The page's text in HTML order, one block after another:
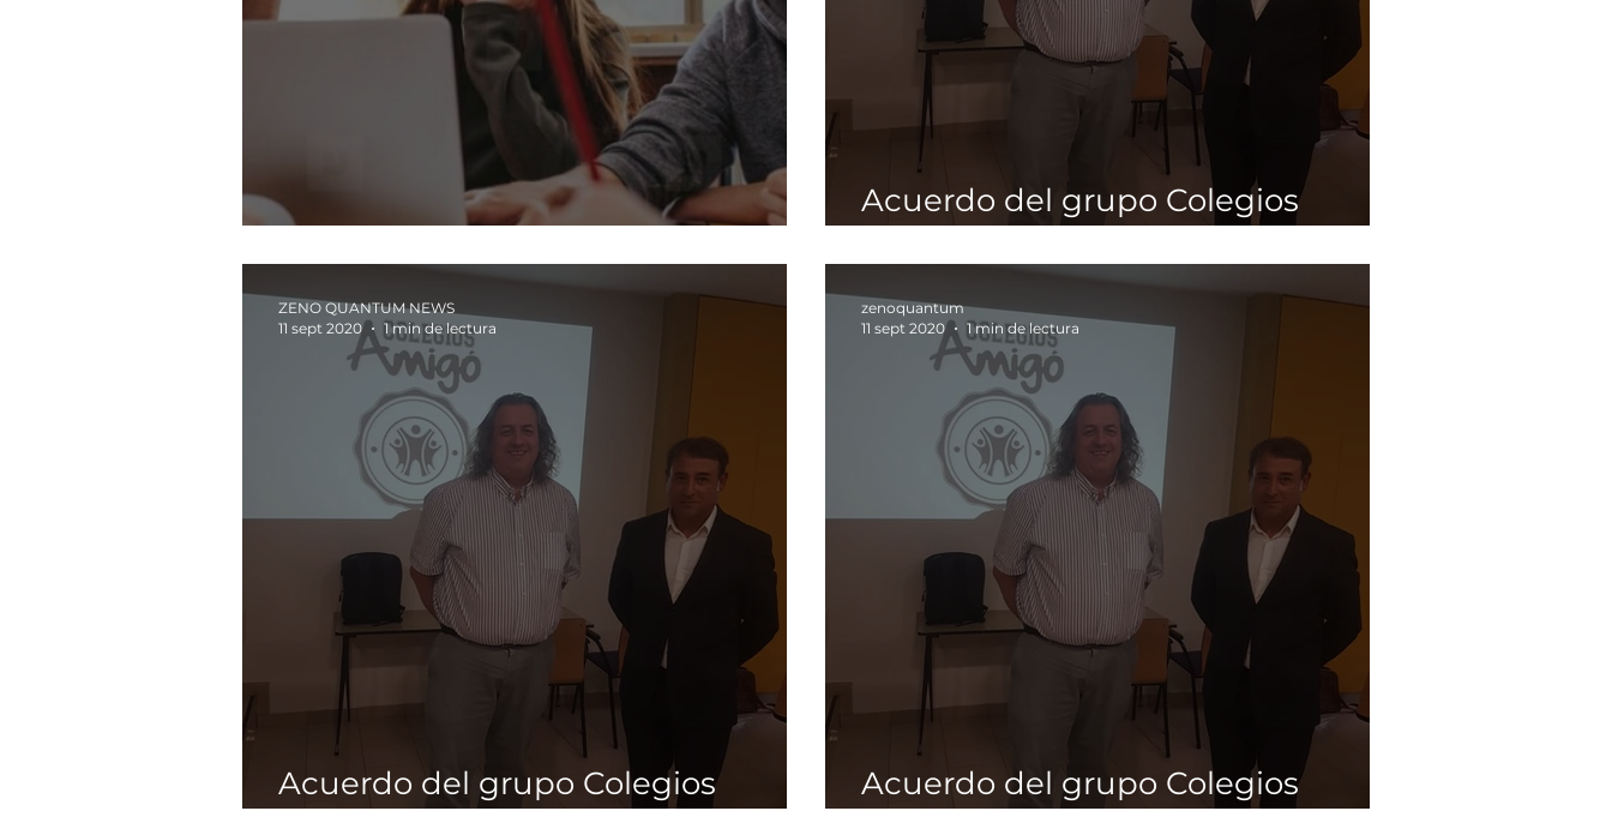
Te mereces respeto
Acuerdo del grupo Colegios
Amigó y Zeno Quantum
Acuerdo del grupo Colegios
ZENO QUANTUM NEWS
11 sept 2020
1 min de lectura
Acuerdo del grupo Colegios
zenoquantum
11 sept 2020
1 min de lectura